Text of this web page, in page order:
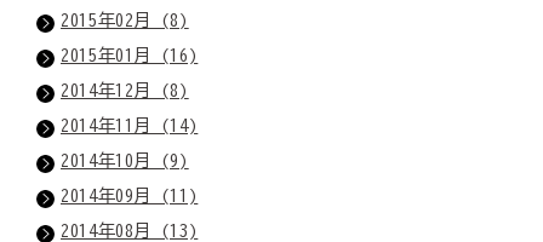
2015年02月 (8)
2015年01月 (16)
2014年12月 (8)
2014年11月 (14)
2014年10月 (9)
2014年09月 (11)
2014年08月 (13)